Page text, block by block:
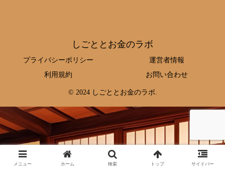
しごととお金のラボ
プライバシーポリシー
運営者情報
利用規約
お問い合わせ
© 2024 しごととお金のラボ.
メニュー ホーム 検索 トップ サイドバー